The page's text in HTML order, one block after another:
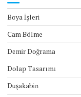
Boya İşleri
Cam Bölme
Demir Doğrama
Dolap Tasarımı
Duşakabin